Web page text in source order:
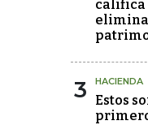
califica
3 HACIENDA
Estos